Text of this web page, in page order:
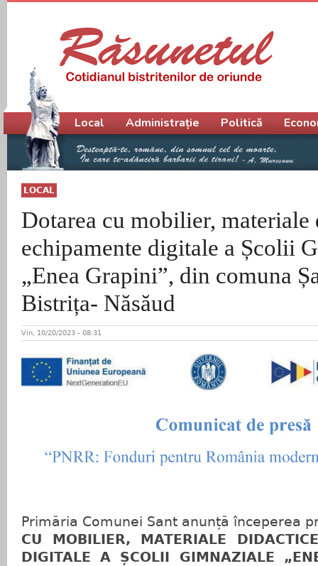
LOCAL
Dotarea cu mobilier, materiale
echipamente digitale a Școlii
„Enea Grapini”, din comuna
Bistrița- Năsăud
Vin, 10/20/2023 - 08:31
Primăria Comunei Sant anunță începerea
CU MOBILIER, MATERIALE
DIGITALE A ȘCOLII GIMNAZIALE
Meniu principal
Local Administrație Politică